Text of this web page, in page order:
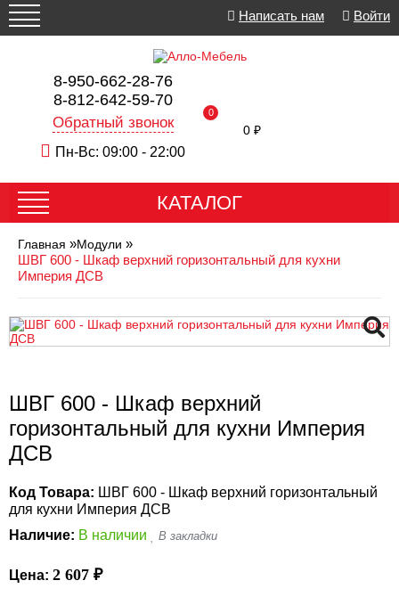
Написать нам Войти
8-950-662-28-76
8-812-642-59-70
Обратный звонок
Пн-Вс: 09:00 - 22:00
0
0 ₽
КАТАЛОГ
Главная »Модули »
ШВГ 600 - Шкаф верхний горизонтальный для кухни
Империя ДСВ
ШВГ 600 - Шкаф верхний
горизонтальный для кухни Империя
ДСВ
Код Товара: ШВГ 600 - Шкаф верхний горизонтальный
для кухни Империя ДСВ
Наличие: В наличии
Цена: 2 607 ₽